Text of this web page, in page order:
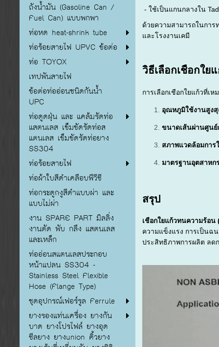
ถังน้ำมัน (Gasoline Can /
Fuel Can) แบบพกพา
ท่อหด heat-shrink tube
ท่อร้อยสายไฟ UPVC ข้อต่อ
ท่อ TOYOX
เทปพันสายไฟ
ข้อต่อท่ออ่อนชนิดกันน้ำ
UPC
ท่อดูดฝุ่น และ แคล้มรัดท่อ
แสตนเลส เข็มขัดรัดท่อส
แตนเลส เข็มขัดรัดท่อยาง
SS304
ท่อร้อยสายไฟ
ท่อผ้าใบสีดำเคลือบพีวีซี
ท่อกระดูกงูสีดำแบบผ่า และ
แบบไม่ผ่า
งาน SPARE PART มิลลิ่ง
งานตัด พับ กลึง แสตนเลส
และเหล็ก
ท่ออ่อนสแตนเลสประกอบ
หน้าแปลน SS304 -
Stainless Steel Flexible
Hose (Flange Type)
ชุดอุปกรณ์เฟอร์รูล Ferrule
ยางรองแท่นเครื่อง ยางกัน
บาด ยางโปรไฟล์ ยางอุด
ซีลยาง ยางunion คิ้วยาง
- ใช้เป็นแกนกลางใน
ด้วยความสามารถในการ
และโรงงานเคมี
วิธีเลือกเชือกใย
การเลือกเชือกใยแก้วที่เ
อุณหภูมิใช้งานสูง
ขนาดเส้นผ่านศูนย์
สภาพแวดล้อมการ
มาตรฐานอุตสาหก
สรุป
เชือกใยแก้วทนความร้อน
ความแข็งแรง การเป็นฉ
ประสิทธิภาพการผลิต ลด